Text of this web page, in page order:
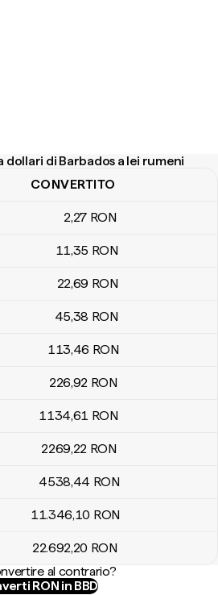
dollari di Barbados a lei rumeni
di Barbados a lei rumeni
CONVERTITO
2,27 RON
11,35 RON
22,69 RON
45,38 RON
113,46 RON
226,92 RON
1134,61 RON
2269,22 RON
4538,44 RON
11.346,10 RON
22.692,20 RON
al contrario?
RON in BBD